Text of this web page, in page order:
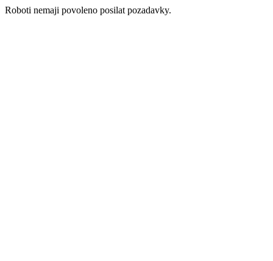
Roboti nemaji povoleno posilat pozadavky.